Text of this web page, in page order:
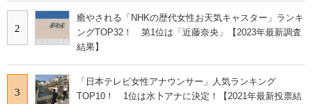
2
癒やされる「NHKの歴代女性お天気キャスター」ランキ
ングTOP32！ 第1位は「近藤奈央」【2023年最新調査
結果】
3
「日本テレビ女性アナウンサー」人気ランキング
TOP10！ 1位は水卜アナに決定！【2021年最新投票結